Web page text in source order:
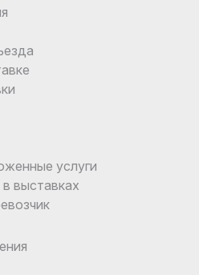
услуги
выставках